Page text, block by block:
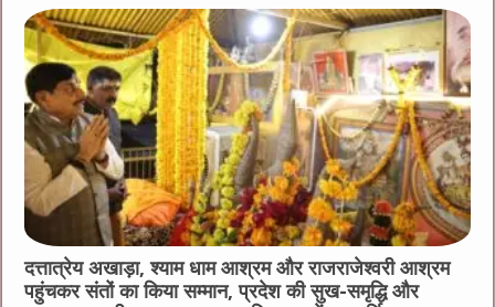
दत्तात्रेय अखाड़ा, श्याम धाम आश्रम और राजराजेश्वरी आश्रम
पहुंचकर संतों का किया सम्मान, प्रदेश की सुख-समृद्धि और